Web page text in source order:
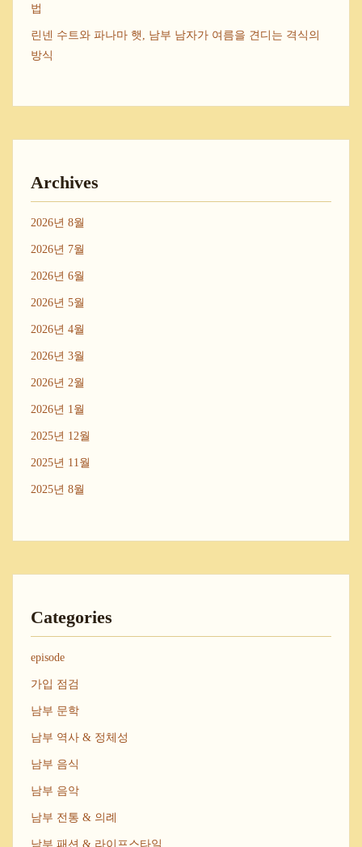
법
린넨 수트와 파나마 햇, 남부 남자가 여름을 견디는 격식의
방식
Archives
2026년 8월
2026년 7월
2026년 6월
2026년 5월
2026년 4월
2026년 3월
2026년 2월
2026년 1월
2025년 12월
2025년 11월
2025년 8월
Categories
episode
가입 점검
남부 문학
남부 역사 & 정체성
남부 음식
남부 음악
남부 전통 & 의례
남부 패션 & 라이프스타일